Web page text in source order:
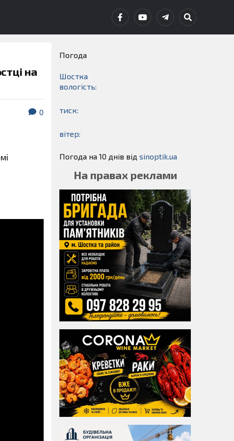
на
0
Погода
Шостка
вологість:
тиск:
вітер:
Погода на 10 днів від sinoptik.ua
На правах реклами